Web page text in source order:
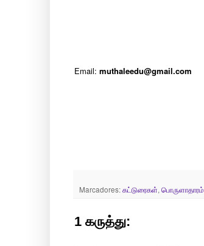
Email: muthaleedu@gmail.com
Marcadores:கட்டுரைகள்,பொருளாதாரம்
1 கருத்து: